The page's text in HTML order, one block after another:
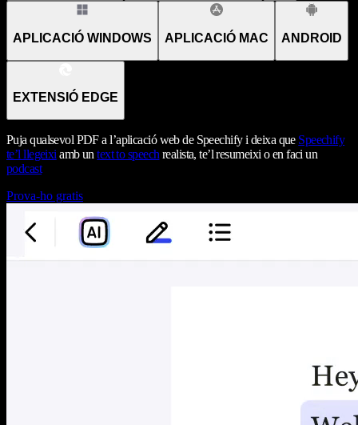
APLICACIÓ WINDOWS APLICACIÓ MAC ANDROID
EXTENSIÓ EDGE
Puja qualsevol PDF a l’aplicació web de Speechify i deixa que Speechify
te’l llegeixi amb untext to speech realista, te’l resumeixi o en faci un
podcast
Prova-ho gratis